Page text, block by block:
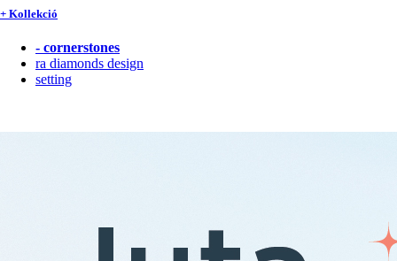
+ Kollekció
- cornerstones
ra diamonds design
setting